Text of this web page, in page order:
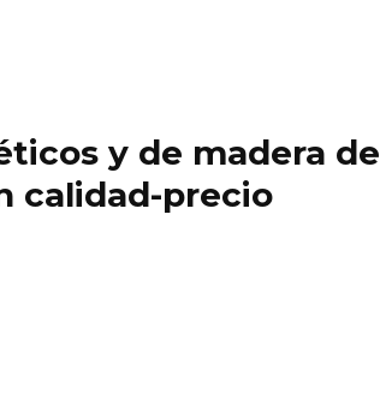
y de madera de
calidad-precio